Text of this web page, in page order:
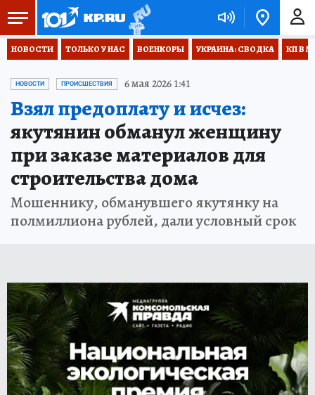
НОВОСТИ ТОЛЬКО У НАС ВОЕНКОРЫ УКРАИНА: СВОДКА КП В
НОВОСТИ ПРОИСШЕСТВИЯ 6 мая 2026 1:41
Взял предоплату и исчез:
якутянин обманул женщину
при заказе материалов для
строительства дома
Мошеннику, обманувшего якутянку на
полмиллиона рублей, дали условный срок